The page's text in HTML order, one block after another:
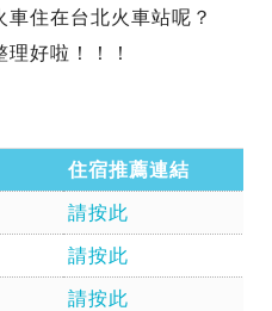
住在台北火車站呢？
好啦！！！
住宿推薦連結
請按此
請按此
請按此